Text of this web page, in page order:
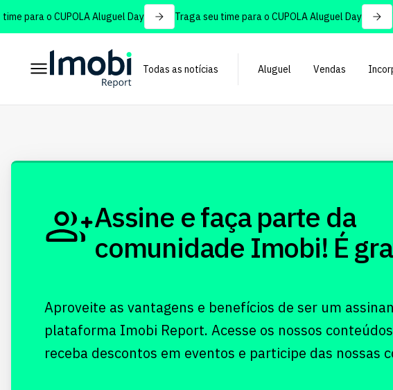
para o CUPOLA Aluguel Day Traga seu time para o CUPOLA Aluguel Day
Todas as notícias Aluguel Vendas
Assine e faça parte da
comunidade Imobi! É
Aproveite as vantagens e benefícios de ser um
plataforma Imobi Report. Acesse os nossos
receba descontos em eventos e participe das nossas